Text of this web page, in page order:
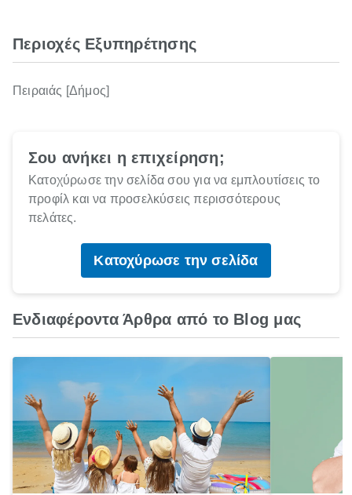
Περιοχές Εξυπηρέτησης
Πειραιάς [Δήμος]
Σου ανήκει η επιχείρηση;
Κατοχύρωσε την σελίδα σου για να εμπλουτίσεις το
προφίλ και να προσελκύσεις περισσότερους
πελάτες.
Κατοχύρωσε την σελίδα
Ενδιαφέροντα Άρθρα από το Blog μας